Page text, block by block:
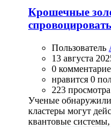
Крошечные
Пользователь
13 августа
0
нравится 0
223 просмотра
Ученые
кластеры могут
квантовые